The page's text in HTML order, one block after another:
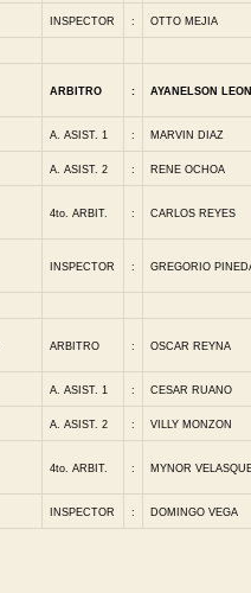
INSPECTOR : OTTO MEJIA
ARBITRO : AYANELSON
A. ASIST. 1 : MARVIN DIAZ
A. ASIST. 2 : RENE OCHOA
4to. ARBIT. : CARLOS REYES
INSPECTOR : GREGORIO
ARBITRO : OSCAR REYNA
A. ASIST. 1 : CESAR RUANO
A. ASIST. 2 : VILLY MONZON
4to. ARBIT. : MYNOR
INSPECTOR : DOMINGO VEGA